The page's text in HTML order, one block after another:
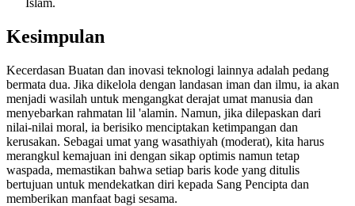
Islam.
Kesimpulan
Kecerdasan Buatan dan inovasi teknologi lainnya adalah pedang
bermata dua. Jika dikelola dengan landasan iman dan ilmu, ia akan
menjadi wasilah untuk mengangkat derajat umat manusia dan
menyebarkan rahmatan lil 'alamin. Namun, jika dilepaskan dari
nilai-nilai moral, ia berisiko menciptakan ketimpangan dan
kerusakan. Sebagai umat yang wasathiyah (moderat), kita harus
merangkul kemajuan ini dengan sikap optimis namun tetap
waspada, memastikan bahwa setiap baris kode yang ditulis
bertujuan untuk mendekatkan diri kepada Sang Pencipta dan
memberikan manfaat bagi sesama.